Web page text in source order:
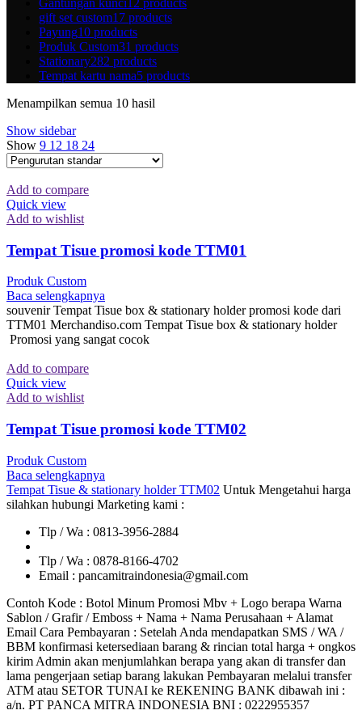
gift set custom17 products
Payung10 products
Produk Custom31 products
Stationary282 products
Tempat kartu nama5 products
Menampilkan semua 10 hasil
Show sidebar
Show 9 12 18 24
Add to compare
Quick view
Add to wishlist
Tempat Tisue promosi kode TTM01
Produk Custom
Baca selengkapnya
souvenir Tempat Tisue box & stationary holder promosi kode dari
TTM01 Merchandiso.com Tempat Tisue box & stationary holder
Promosi yang sangat cocok
Add to compare
Quick view
Add to wishlist
Tempat Tisue promosi kode TTM02
Produk Custom
Baca selengkapnya
Tempat Tisue & stationary holder TTM02 Untuk Mengetahui harga
silahkan hubungi Marketing kami :
Tlp / Wa : 0813-3956-2884
Tlp / Wa : 0878-8166-4702
Email : pancamitraindonesia@gmail.com
Contoh Kode : Botol Minum Promosi Mbv + Logo berapa Warna
Sablon / Grafir / Emboss + Nama + Nama Perusahaan + Alamat
Email Cara Pembayaran : Setelah Anda mendapatkan SMS / WA /
BBM konfirmasi ketersediaan barang & rincian total harga + ongkos
kirim Admin akan menjumlahkan berapa yang akan di transfer dan
lama pengerjaan setiap barang lakukan Pembayaran melalui transfer
ATM atau SETOR TUNAI ke REKENING BANK dibawah ini :
a/n. PT PANCA MITRA INDONESIA BNI : 0222955357